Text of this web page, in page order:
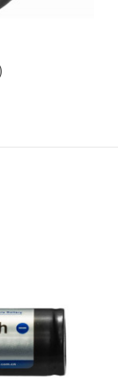
която е